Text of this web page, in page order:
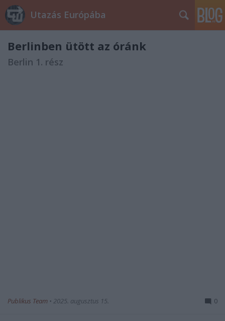
Utazás Európába
Berlinben ütött az óránk
Berlin 1. rész
Publikus Team • 2025. augusztus 15. 0